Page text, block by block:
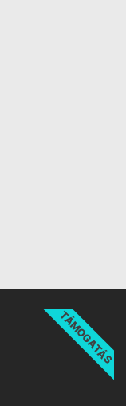
TÁMOGATÁS